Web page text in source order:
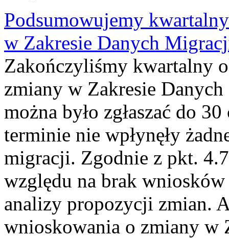
Podsumowujemy
w Zakresie Danych
Zakończyliśmy kwartalny
zmiany w Zakresie
można było zgłaszać do
terminie nie wpłynęły
migracji. Zgodnie z pkt.
względu na brak
analizy propozycji zmian.
wnioskowania o zmiany w